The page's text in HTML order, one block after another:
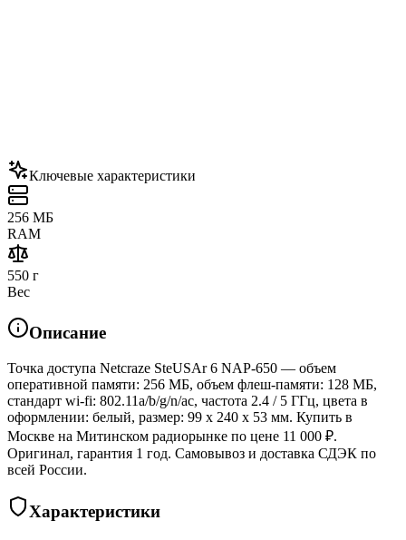
Ключевые характеристики
256 МБ
RAM
550 г
Вес
Описание
Точка доступа Netcraze SteUSAr 6 NAP-650 — объем
оперативной памяти: 256 МБ, объем флеш-памяти: 128 МБ,
стандарт wi-fi: 802.11a/b/g/n/ac, частота 2.4 / 5 ГГц, цвета в
оформлении: белый, размер: 99 x 240 x 53 мм. Купить в
Москве на Митинском радиорынке по цене 11 000 ₽.
Оригинал, гарантия 1 год. Самовывоз и доставка СДЭК по
всей России.
Характеристики